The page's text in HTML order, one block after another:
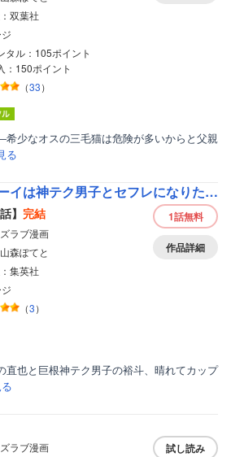
双葉社
タル：105ポイント
：150ポイント
（33）
少なオスの三毛猫は危険が多いからと父親
る
【単話売】ウケ専ボーイは神テク男子とセフレになりたい! after!
】 完結
ラブ漫画
森ぽてと
集英社
（3）
1話無料
作品詳細
直也と巨根神テク男子の裕斗、晴れてカップ
ラブ漫画
試し読み